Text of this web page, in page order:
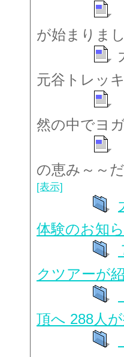
が始まりま
元谷トレッ
然の中でヨ
の恵み～～
[表示]
体験のお知
クツアーが
頂へ 288人